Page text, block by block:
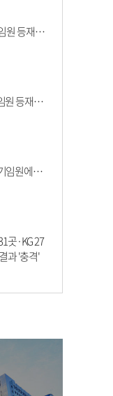
원 등재…
원 등재…
임원에…
곳·KG 27
과 '충격'